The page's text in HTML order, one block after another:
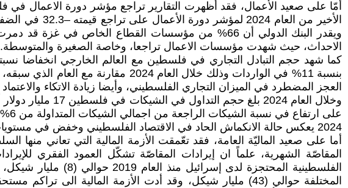
الاحداث، حيث شهدت مؤسسات الاعمال تراجعا، وخاصة الصغيرة والمتوسطة.
بنسبة 11% في الواردات وذلك خلال
العجز المضطرد في الميزان التجاري الفلسطيني، وأيضا زيادة الاتكاء
2024 يعكس حالة الانكماش الحاد في الاقتصاد الفلسطيني وخفض في مستويات السيولة.
الفلسطينية
المختلفة حوالي (43) مليار شيكل، وقد أدت الأزمة